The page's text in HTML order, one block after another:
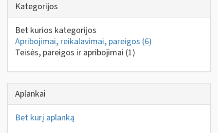
Kategorijos
Bet kurios kategorijos
Apribojimai, reikalavimai, pareigos (6)
Teisės, pareigos ir apribojimai (1)
Aplankai
Bet kurį aplanką